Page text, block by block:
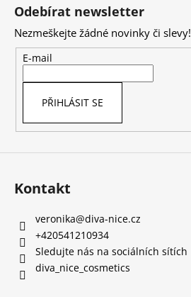
Odebírat newsletter
Nezmeškejte žádné novinky či slevy!
E-mail
PŘIHLÁSIT SE
Kontakt
veronika@diva-nice.cz
+420541210934
Sledujte nás na sociálních sítích
diva_nice_cosmetics